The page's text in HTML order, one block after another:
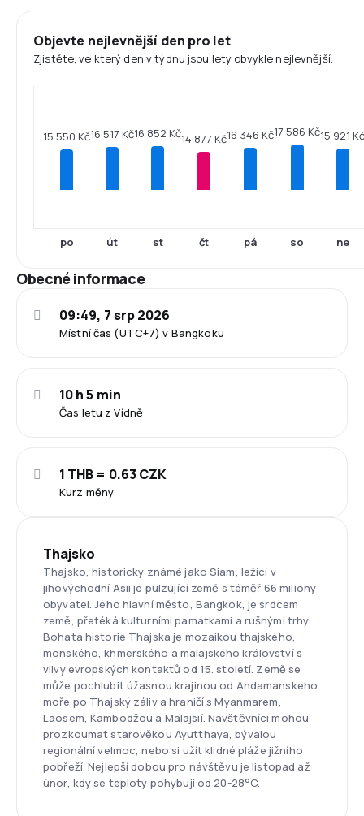
Objevte nejlevnější den pro let
Zjistěte, ve který den v týdnu jsou lety obvykle nejlevnější.
15 550 Kč
po
16 517 Kč
út
16 852 Kč
st
14 877 Kč
čt
16 346 Kč
pá
17 586 Kč
so
15 921 Kč
ne
Obecné informace
Místní čas (UTC+7) v Bangkoku
09:49, 7 srp 2026
Čas letu z Vídně
10 h 5 min
Kurz měny
1 THB = 0.63 CZK
Thajsko
Thajsko, historicky známé jako Siam, ležící v
jihovýchodní Asii je pulzující země s téměř 66 miliony
obyvatel. Jeho hlavní město, Bangkok, je srdcem
země, přetéká kulturními památkami a rušnými trhy.
Bohatá historie Thajska je mozaikou thajského,
monského, khmerského a malajského království s
vlivy evropských kontaktů od 15. století. Země se
může pochlubit úžasnou krajinou od Andamanského
moře po Thajský záliv a hraničí s Myanmarem,
Laosem, Kambodžou a Malajsií. Návštěvníci mohou
prozkoumat starověkou Ayutthaya, bývalou
regionální velmoc, nebo si užít klidné pláže jižního
pobřeží. Nejlepší dobou pro návštěvu je listopad až
únor, kdy se teploty pohybují od 20-28°C.